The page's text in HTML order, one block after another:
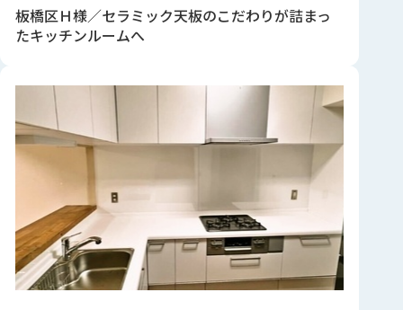
板橋区Ｈ様／セラミック天板のこだわりが詰まっ
たキッチンルームへ